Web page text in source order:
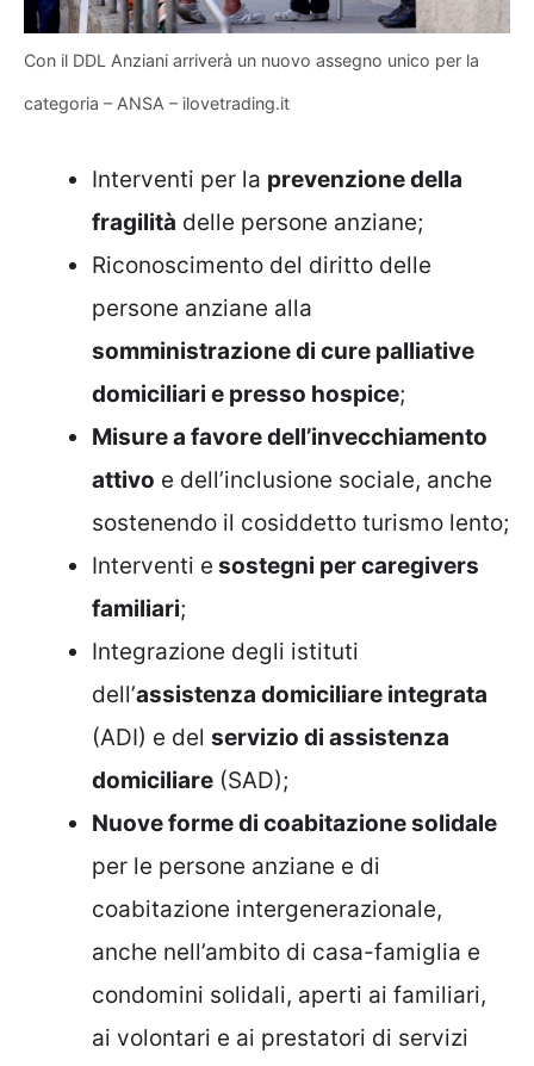
Con il DDL Anziani arriverà un nuovo assegno unico per la
categoria – ANSA – ilovetrading.it
Interventi per la prevenzione della
fragilità delle persone anziane;
Riconoscimento del diritto delle
persone anziane alla
somministrazione di cure palliative
domiciliari e presso hospice;
Misure a favore dell’invecchiamento
attivo e dell’inclusione sociale, anche
sostenendo il cosiddetto turismo lento;
Interventi e sostegni per caregivers
familiari;
Integrazione degli istituti
dell’assistenza domiciliare integrata
(ADI) e del servizio di assistenza
domiciliare (SAD);
Nuove forme di coabitazione solidale
per le persone anziane e di
coabitazione intergenerazionale,
anche nell’ambito di casa-famiglia e
condomini solidali, aperti ai familiari,
ai volontari e ai prestatori di servizi